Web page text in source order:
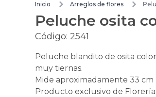
Inicio Arreglos de flores
Peluche osita
Código: 2541
Peluche blandito de osita
muy tiernas.
Mide aproximadamente 33 cm
Producto exclusivo de